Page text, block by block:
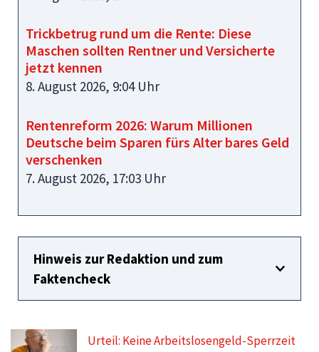
Trickbetrug rund um die Rente: Diese
Maschen sollten Rentner und Versicherte
jetzt kennen
8. August 2026, 9:04 Uhr
Rentenreform 2026: Warum Millionen
Deutsche beim Sparen fürs Alter bares Geld
verschenken
7. August 2026, 17:03 Uhr
Hinweis zur Redaktion und zum
Faktencheck
Urteil: Keine Arbeitslosengeld-Sperrzeit